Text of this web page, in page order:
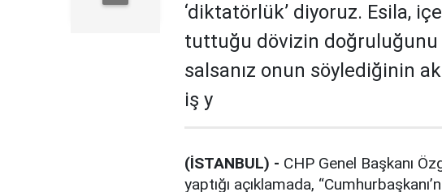
‘diktatörlük’ diyoruz. Esila,
tuttuğu dövizin doğruluğunu
salsanız onun söylediğinin
iş y
(İSTANBUL) - CHP Genel Başkanı
yaptığı açıklamada,